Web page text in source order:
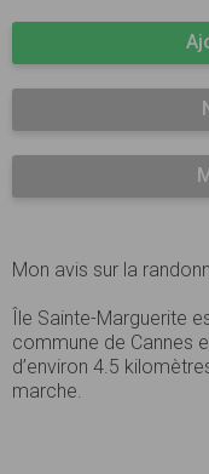
Mon avis sur la
Île Sainte-Marguerite
commune de Cannes
d’environ 4.5
marche.